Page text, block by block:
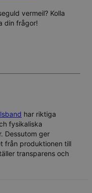
vermeil? Kolla
din frågor!
har riktiga
fysikaliska
Dessutom ger
från produktionen till
transparens och